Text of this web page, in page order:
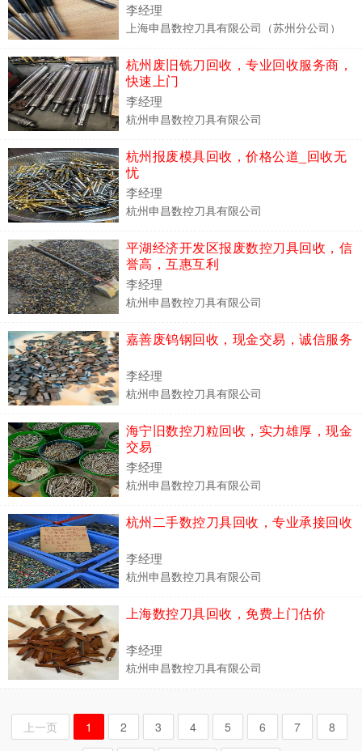
李经理
上海申昌数控刀具有限公司（苏州分公司）
杭州废旧铣刀回收，专业回收服务商，
快速上门
李经理
杭州申昌数控刀具有限公司
杭州报废模具回收，价格公道_回收无
忧
李经理
杭州申昌数控刀具有限公司
平湖经济开发区报废数控刀具回收，信
誉高，互惠互利
李经理
杭州申昌数控刀具有限公司
嘉善废钨钢回收，现金交易，诚信服务
李经理
杭州申昌数控刀具有限公司
海宁旧数控刀粒回收，实力雄厚，现金
交易
李经理
杭州申昌数控刀具有限公司
杭州二手数控刀具回收，专业承接回收
李经理
杭州申昌数控刀具有限公司
上海数控刀具回收，免费上门估价
李经理
杭州申昌数控刀具有限公司
上一页 1 2 3 4 5 6 7 8